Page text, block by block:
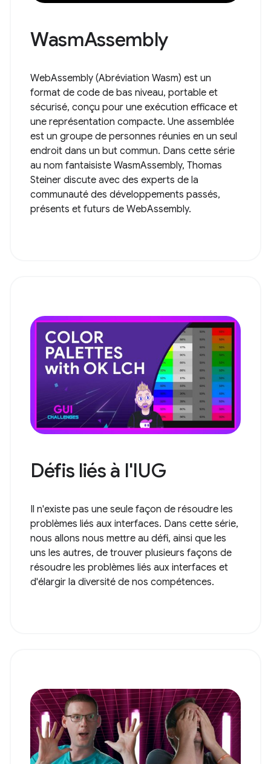
WasmAssembly
WebAssembly (Abréviation Wasm) est un
format de code de bas niveau, portable et
sécurisé, conçu pour une exécution efficace et
une représentation compacte. Une assemblée
est un groupe de personnes réunies en un seul
endroit dans un but commun. Dans cette série
au nom fantaisiste WasmAssembly, Thomas
Steiner discute avec des experts de la
communauté des développements passés,
présents et futurs de WebAssembly.
Défis liés à l'IUG
Il n'existe pas une seule façon de résoudre les
problèmes liés aux interfaces. Dans cette série,
nous allons nous mettre au défi, ainsi que les
uns les autres, de trouver plusieurs façons de
résoudre les problèmes liés aux interfaces et
d'élargir la diversité de nos compétences.